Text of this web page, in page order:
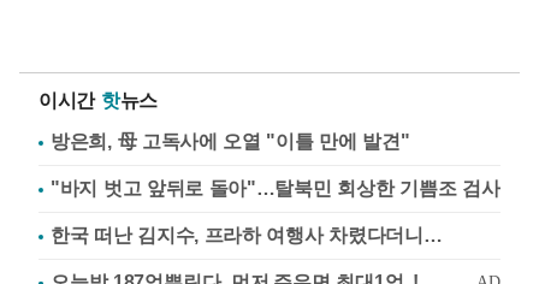
이시간 핫뉴스
방은희, 母 고독사에 오열 "이틀 만에 발견"
"바지 벗고 앞뒤로 돌아"…탈북민 회상한 기쁨조 검사
한국 떠난 김지수, 프라하 여행사 차렸다더니…